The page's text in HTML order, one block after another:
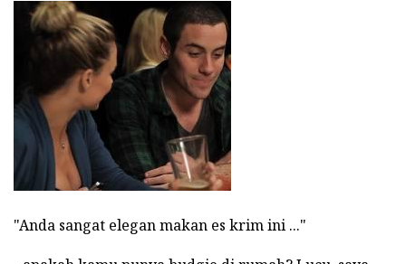
"Anda sangat elegan makan es krim ini ..."